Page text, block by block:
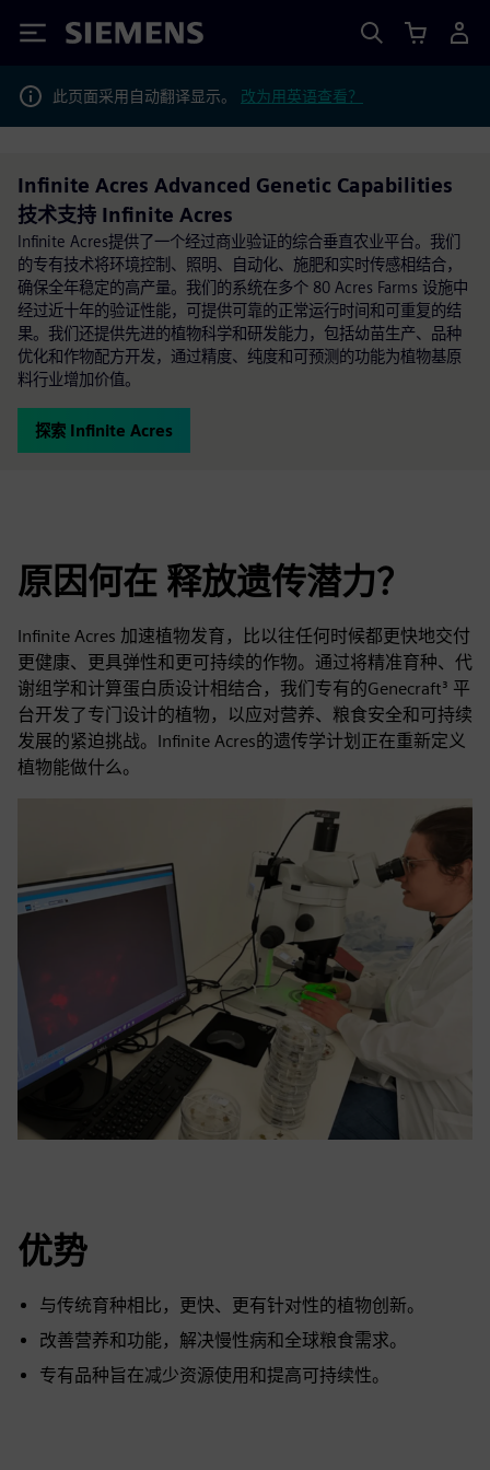
Siemens
此页面采用自动翻译显示。 改为用英语查看？
Infinite Acres Advanced Genetic Capabilities
技术支持 Infinite Acres
Infinite Acres提供了一个经过商业验证的综合垂直农业平台。我们
的专有技术将环境控制、照明、自动化、施肥和实时传感相结合，
确保全年稳定的高产量。我们的系统在多个 80 Acres Farms 设施中
经过近十年的验证性能，可提供可靠的正常运行时间和可重复的结
果。我们还提供先进的植物科学和研发能力，包括幼苗生产、品种
优化和作物配方开发，通过精度、纯度和可预测的功能为植物基原
料行业增加价值。
探索 Infinite Acres
原因何在 释放遗传潜力？
Infinite Acres 加速植物发育，比以往任何时候都更快地交付
更健康、更具弹性和更可持续的作物。通过将精准育种、代
谢组学和计算蛋白质设计相结合，我们专有的Genecraft³ 平
台开发了专门设计的植物，以应对营养、粮食安全和可持续
发展的紧迫挑战。Infinite Acres的遗传学计划正在重新定义
植物能做什么。
优势
与传统育种相比，更快、更有针对性的植物创新。
改善营养和功能，解决慢性病和全球粮食需求。
专有品种旨在减少资源使用和提高可持续性。